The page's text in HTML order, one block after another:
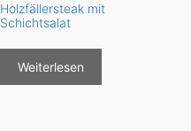
Holzfällersteak mit
Schichtsalat
Weiterlesen